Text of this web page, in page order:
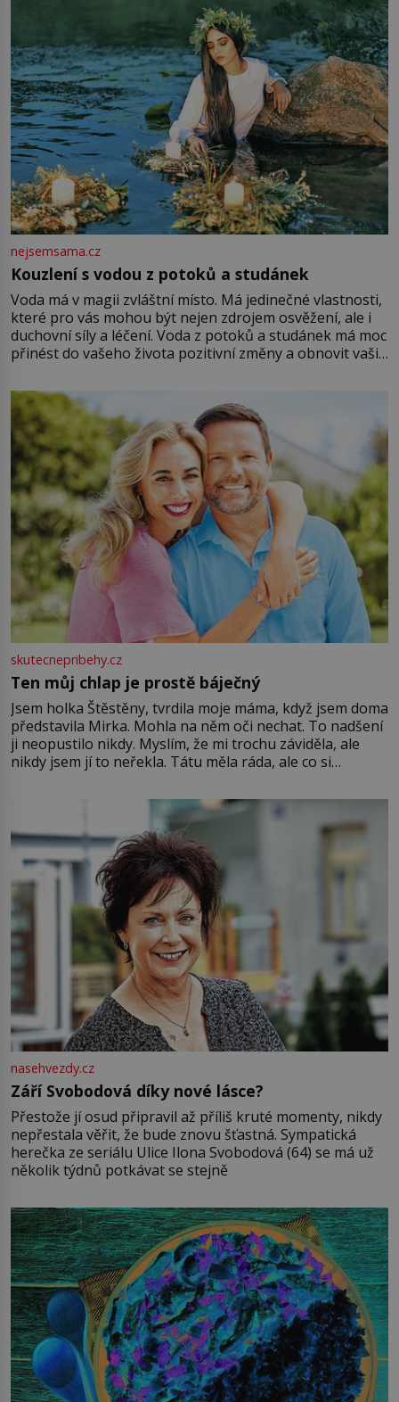
Vezme do ruky dřevěnou
nejsemsama.cz
Kouzlení s vodou z potoků a studánek
Voda má v magii zvláštní místo. Má jedinečné vlastnosti,
které pro vás mohou být nejen zdrojem osvěžení, ale i
duchovní síly a léčení. Voda z potoků a studánek má moc
přinést do vašeho života pozitivní změny a obnovit vaši
můžete obohatit své rituály a přinést do svého života
větší harmonii a klid. Je důležité
skutecnepribehy.cz
Ten můj chlap je prostě báječný
Jsem holka Štěstěny, tvrdila moje máma, když jsem doma
představila Mirka. Mohla na něm oči nechat. To nadšení
ji neopustilo nikdy. Myslím, že mi trochu záviděla, ale
nikdy jsem jí to neřekla. Tátu měla ráda, ale co si
Jsme spolu moc rádi Tehdy byla jiná doba, když
nasehvezdy.cz
Září Svobodová díky nové lásce?
Přestože jí osud připravil až příliš kruté momenty, nikdy
nepřestala věřit, že bude znovu šťastná. Sympatická
herečka ze seriálu Ulice Ilona Svobodová (64) se má už
několik týdnů potkávat se stejně